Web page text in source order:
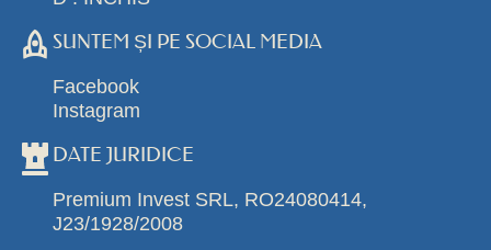
SUNTEM ȘI PE SOCIAL MEDIA
Facebook
Instagram
DATE JURIDICE
Premium Invest SRL, RO24080414,
J23/1928/2008